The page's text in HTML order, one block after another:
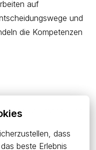
dass
beste Erlebnis
auf
und
die Kompetenzen
kaufmännische
strukturiertes